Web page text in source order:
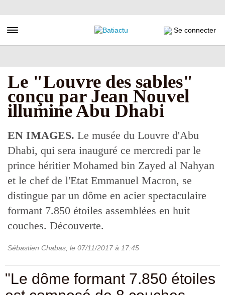
au
principal
Toggle navigation Se connecter
Le "Louvre des sables"
conçu par Jean Nouvel
illumine Abu Dhabi
EN IMAGES. Le musée du Louvre d'Abu
Dhabi, qui sera inauguré ce mercredi par le
prince héritier Mohamed bin Zayed al Nahyan
et le chef de l'Etat Emmanuel Macron, se
distingue par un dôme en acier spectaculaire
formant 7.850 étoiles assemblées en huit
couches. Découverte.
Sébastien Chabas , le 07/11/2017 à 17:45
"Le dôme formant 7.850 étoiles